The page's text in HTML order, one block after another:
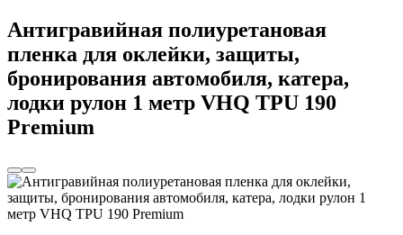
Антигравийная полиуретановая
пленка для оклейки, защиты,
бронирования автомобиля, катера,
лодки рулон 1 метр VHQ TPU 190
Premium